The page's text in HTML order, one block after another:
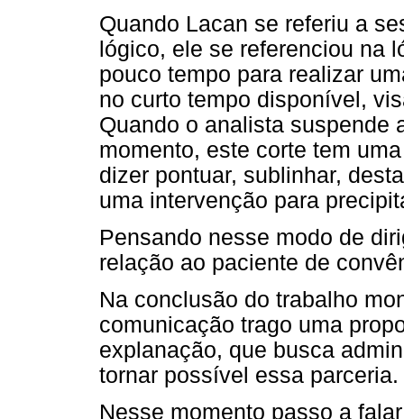
Quando Lacan se referiu a
lógico, ele se referenciou na
pouco tempo para realizar
no curto tempo disponível,
Quando o analista suspende
momento, este corte tem
dizer pontuar, sublinhar,
uma intervenção para
Pensando nesse modo de
relação ao paciente de
Na conclusão do trabalho
comunicação trago uma
explanação, que busca
tornar possível essa parceria.
Nesse momento passo a